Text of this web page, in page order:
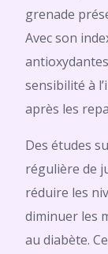
grenade
Avec son
sensibilité à
après les
Des études
régulière de
réduire les
diminuer les
au diabète.